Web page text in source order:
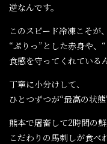
逆なんです。
このスピード冷凍こそが、
“ぷりっ”とした赤身や、
食感を守ってくれている
丁寧に小分けして、
ひとつずつが“最高の状態
熊本で屠畜して2時間の
こだわりの馬刺しが食べ